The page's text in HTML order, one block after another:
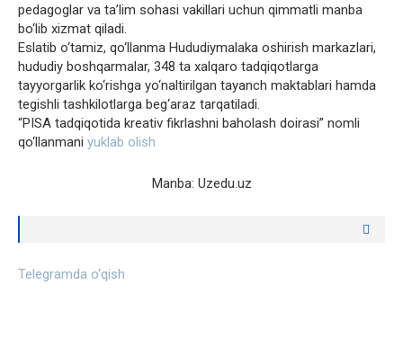
pedagoglar va ta’lim sohasi vakillari uchun qimmatli manba
bo‘lib xizmat qiladi.
Eslatib o‘tamiz, qo‘llanma Hududiymalaka oshirish markazlari,
hududiy boshqarmalar, 348 ta xalqaro tadqiqotlarga
tayyorgarlik ko‘rishga yo‘naltirilgan tayanch maktablari hamda
tegishli tashkilotlarga beg‘araz tarqatiladi.
“PISA tadqiqotida kreativ fikrlashni baholash doirasi” nomli
qo‘llanmani yuklab olish
Manba: Uzedu.uz
Telegramda o‘qish